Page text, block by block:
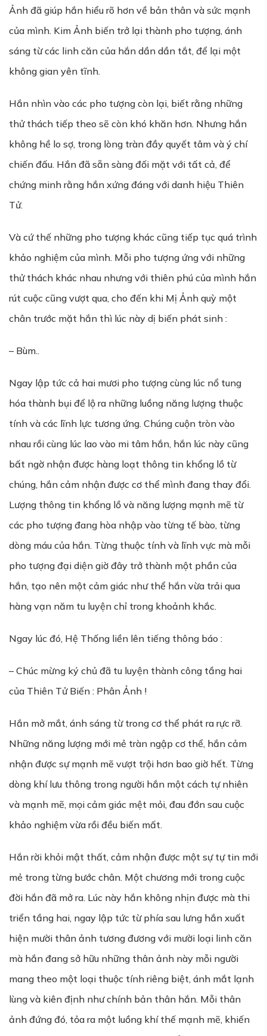
Ảnh đã giúp hắn hiểu rõ hơn về bản thân và sức mạnh
của mình. Kim Ảnh biến trở lại thành pho tượng, ánh
sáng từ các linh căn của hắn dần dần tắt, để lại một
không gian yên tĩnh.
Hắn nhìn vào các pho tượng còn lại, biết rằng những
thử thách tiếp theo sẽ còn khó khăn hơn. Nhưng hắn
không hề lo sợ, trong lòng tràn đầy quyết tâm và ý chí
chiến đấu. Hắn đã sẵn sàng đối mặt với tất cả, để
chứng minh rằng hắn xứng đáng với danh hiệu Thiên
Tử.
Và cứ thế những pho tượng khác cũng tiếp tục quá trình
khảo nghiệm của mình. Mỗi pho tượng ứng với những
thử thách khác nhau nhưng với thiên phú của mình hắn
rút cuộc cũng vượt qua, cho đến khi Mị Ảnh quỳ một
chân trước mặt hắn thì lúc này dị biến phát sinh :
– Bùm..
Ngay lập tức cả hai mươi pho tượng cùng lúc nổ tung
hóa thành bụi để lộ ra những luồng năng lượng thuộc
tính và các lĩnh lực tương ứng. Chúng cuộn tròn vào
nhau rồi cùng lúc lao vào mi tâm hắn, hắn lúc này cũng
bất ngờ nhận được hàng loạt thông tin khổng lồ từ
chúng, hắn cảm nhận được cơ thể mình đang thay đổi.
Lượng thông tin khổng lồ và năng lượng mạnh mẽ từ
các pho tượng đang hòa nhập vào từng tế bào, từng
dòng máu của hắn. Từng thuộc tính và lĩnh vực mà mỗi
pho tượng đại diện giờ đây trở thành một phần của
hắn, tạo nên một cảm giác như thể hắn vừa trải qua
hàng vạn năm tu luyện chỉ trong khoảnh khắc.
Ngay lúc đó, Hệ Thống liền lên tiếng thông báo :
– Chúc mừng ký chủ đã tu luyện thành công tầng hai
của Thiên Tử Biến : Phân Ảnh !
Hắn mở mắt, ánh sáng từ trong cơ thể phát ra rực rỡ.
Những năng lượng mới mẻ tràn ngập cơ thể, hắn cảm
nhận được sự mạnh mẽ vượt trội hơn bao giờ hết. Từng
dòng khí lưu thông trong người hắn một cách tự nhiên
và mạnh mẽ, mọi cảm giác mệt mỏi, đau đớn sau cuộc
khảo nghiệm vừa rồi đều biến mất.
Hắn rời khỏi mật thất, cảm nhận được một sự tự tin mới
mẻ trong từng bước chân. Một chương mới trong cuộc
đời hắn đã mở ra. Lúc này hắn không nhịn được mà thi
triển tầng hai, ngay lập tức từ phía sau lưng hắn xuất
hiện mười thân ảnh tương đương với mười loại linh căn
mà hắn đang sở hữu những thân ảnh này mỗi người
mang theo một loại thuộc tính riêng biệt, ánh mắt lạnh
lùng và kiên định như chính bản thân hắn. Mỗi thân
ảnh đứng đó, tỏa ra một luồng khí thế mạnh mẽ, khiến